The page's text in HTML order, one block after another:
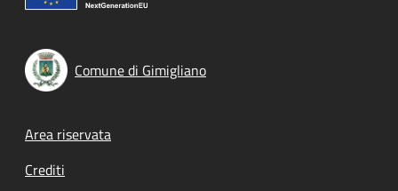
Comune di Gimigliano
Footer menu
Area riservata
Crediti